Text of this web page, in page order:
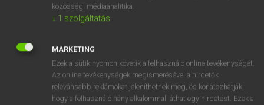
NINCS ELŐFIZETÉSED?
Nincs regisztrációm és előfizetésem. A szótár 2 órás,
díjmentes próbaverziójának elindításához regisztrálok és
közösségi médiaanalitika.
↓ 1 szolgáltatás
MARKETING
Ezek a sütik nyomon követik a felhasználó online tevékenységét.
Az online tevékenységek megismerésével a hirdetők
relevánsabb reklámokat jeleníthetnek meg, és korlátozhatják,
hogy a felhasználó hány alkalommal láthat egy hirdetést. Ezek a